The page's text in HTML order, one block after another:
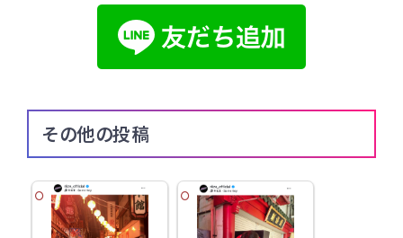
その他の投稿